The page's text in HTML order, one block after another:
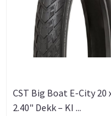
CST Big Boat E-City 20
2.40" Dekk – KI ...